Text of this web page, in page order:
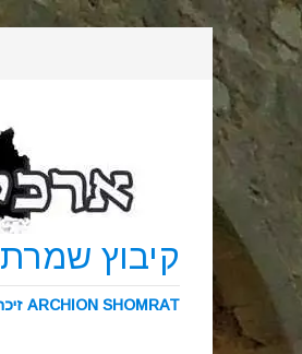
קיבוץ שמרת KIBBUTZ SHOMRAT
ARCHION SHOMRAT זיכרונות קיבוץ העבר שמירה לעתיד ארכיון שמרת